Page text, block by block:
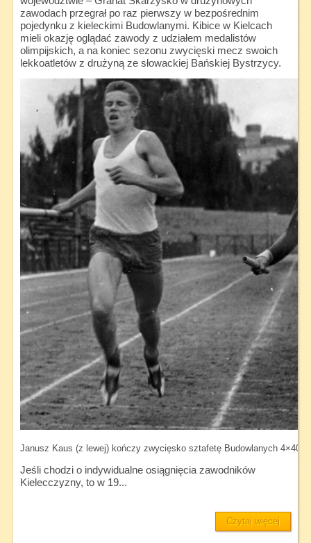
zawodach przegrał po raz pierwszy w bezpośrednim
pojedynku z kieleckimi Budowlanymi. Kibice w Kielcach
mieli okazję oglądać zawody z udziałem medalistów
olimpijskich, a na koniec sezonu zwycięski mecz swoich
lekkoatletów z drużyną ze słowackiej Bańskiej Bystrzycy.
Janusz Kaus (z lewej) kończy zwycięsko sztafetę Budowlanych 4×400
Jeśli chodzi o indywidualne osiągnięcia zawodników
Kielecczyzny, to w 19...
Czytaj więcej